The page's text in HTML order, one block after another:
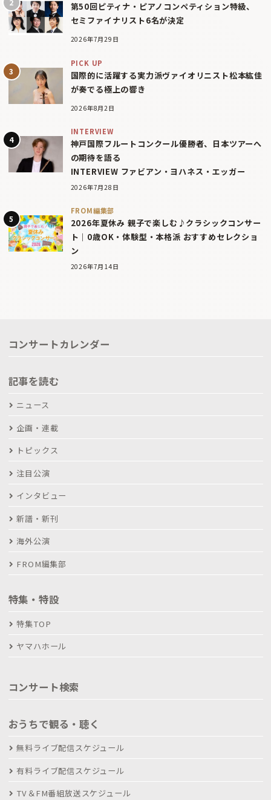
第50回ピティナ・ピアノコンペティション特級、
セミファイナリスト6名が決定
2026年7月29日
PICK UP
国際的に活躍する実力派ヴァイオリニスト松本紘佳
が奏でる極上の響き
2026年8月2日
INTERVIEW
神戸国際フルートコンクール優勝者、日本ツアーへ
の期待を語る
INTERVIEW ファビアン・ヨハネス・エッガー
2026年7月28日
FROM編集部
2026年夏休み 親子で楽しむ♪クラシックコンサー
ト｜0歳OK・体験型・本格派 おすすめセレクショ
ン
2026年7月14日
コンサートカレンダー
記事を読む
ニュース
企画・連載
トピックス
注目公演
インタビュー
新譜・新刊
海外公演
FROM編集部
特集・特設
特集TOP
ヤマハホール
コンサート検索
おうちで観る・聴く
無料ライブ配信スケジュール
有料ライブ配信スケジュール
TV＆FM番組放送スケジュール